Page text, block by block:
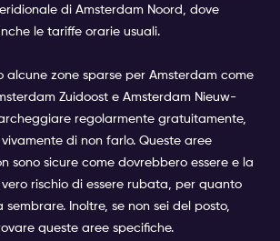
di Amsterdam Noord, dove
le tariffe orarie usuali.
alcune zone sparse per Amsterdam come
Zuidoost e Amsterdam Nieuw-
regolarmente gratuitamente,
di non farlo. Queste aree
sono sicure come dovrebbero essere e la
rischio di essere rubata, per quanto
Inoltre, se non sei del posto,
queste aree specifiche.